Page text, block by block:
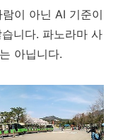
이 아닌 AI 기준이
니다. 파노라마 사
아닙니다.